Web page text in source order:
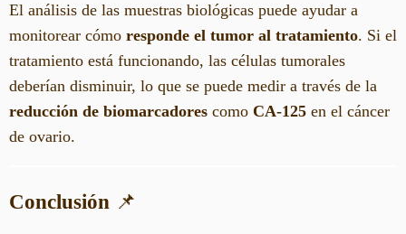
El análisis de las muestras biológicas puede ayudar a
monitorear cómo responde el tumor al tratamiento. Si el
tratamiento está funcionando, las células tumorales
deberían disminuir, lo que se puede medir a través de la
reducción de biomarcadores como CA-125 en el cáncer
de ovario.
Conclusión 📌